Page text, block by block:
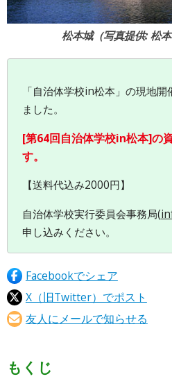
松本城（写真提供: 松
「自治体学校in松本」の現地
ました。
[第64回自治体学校in松本]の
す。
【送料代込み2000円】
自治体学校実行委員会事務局(
申し込みください。
Facebookでシェア
X（旧Twitter）でポスト
友人にメールで知らせる
もくじ